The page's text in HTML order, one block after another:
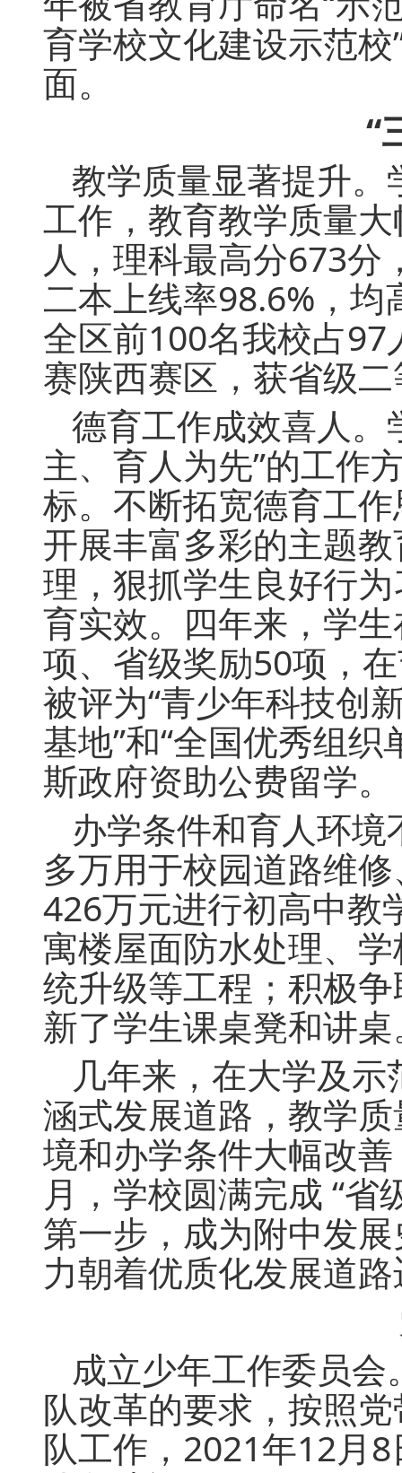
育学校文化建设示范
面。
“
教学质量显著提升
工作，教育教学质量
人，理科最高分673分
二本上线率98.6%，
全区前100名我校占
赛陕西赛区，获省级
德育工作成效喜人。
主、育人为先”的工作
标。不断拓宽德育工
开展丰富多彩的主题
理，狠抓学生良好行
育实效。四年来，学
项、省级奖励50项，
被评为“青少年科技创
基地”和“全国优秀组
斯政府资助公费留学。
办学条件和育人环
多万用于校园道路维
426万元进行初高中教
寓楼屋面防水处理、
统升级等工程；积极
新了学生课桌凳和讲
几年来，在大学及
涵式发展道路，教学
境和办学条件大幅改
月，学校圆满完成 “省
第一步，成为附中发
力朝着优质化发展道
成立少年工作委员
队改革的要求，按照
队工作，2021年12月